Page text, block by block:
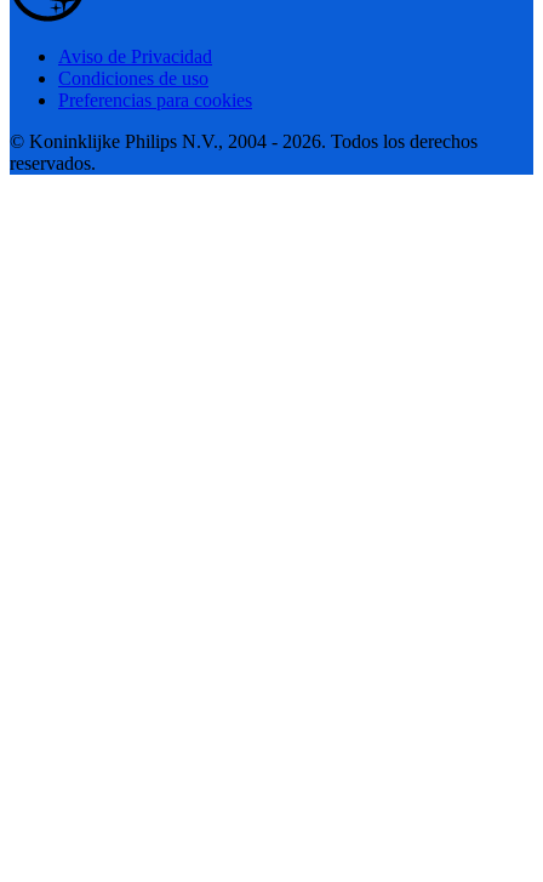
Aviso de Privacidad
Condiciones de uso
Preferencias para cookies
© Koninklijke Philips N.V., 2004 - 2026. Todos los derechos
reservados.